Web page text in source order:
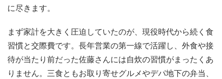
に尽きます。
まず家計を大きく圧迫していたのが、現役時代から続く食
習慣と交際費です。長年営業の第一線で活躍し、外食や接
待が当たり前だった佐藤さんには自炊の習慣がまったくあ
りません。三食ともお取り寄せグルメやデパ地下の弁当、